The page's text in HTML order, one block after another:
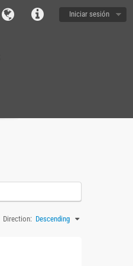
Iniciar sesión
Direction: Descending